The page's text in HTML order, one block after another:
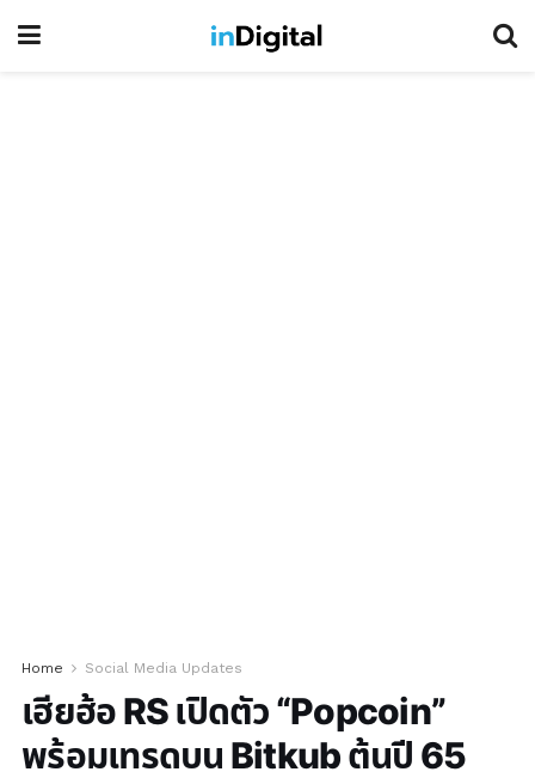
Home Social Media Updates
เฮียฮ้อ RS เปิดตัว “Popcoin”
พร้อมเทรดบน Bitkub ต้นปี 65